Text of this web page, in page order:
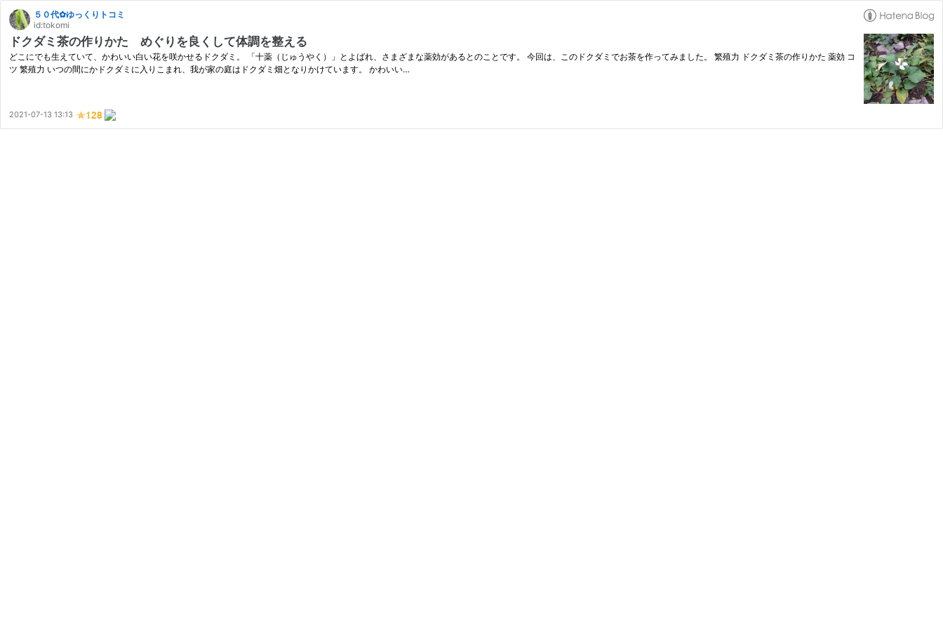
５０代✿ゆっくりトコミ
id:tokomi
ドクダミ茶の作りかた めぐりを良くして体調を整える
どこにでも生えていて、かわいい白い花を咲かせるドクダミ。 「十薬（じゅうやく）」とよばれ、さまざまな薬効があるとのことです。 今回は、このドクダミでお茶を作ってみました。 繁殖力 ドクダミ茶の作りかた 薬効 コ
ツ 繁殖力 いつの間にかドクダミに入りこまれ、我が家の庭はドクダミ畑となりかけています。 かわいい…
2021-07-13 13:13